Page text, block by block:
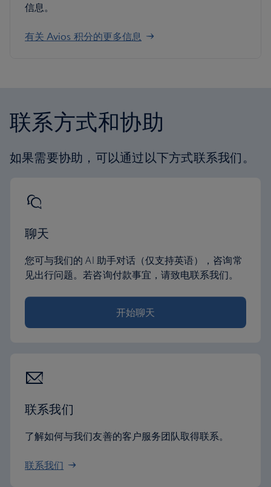
信息。
有关 Avios 积分的更多信息
联系方式和协助
如果需要协助，可以通过以下方式联系我们。
聊天
您可与我们的 AI 助手对话（仅支持英语），咨询常
见出行问题。若咨询付款事宜，请致电联系我们。
开始聊天
联系我们
了解如何与我们友善的客户服务团队取得联系。
联系我们